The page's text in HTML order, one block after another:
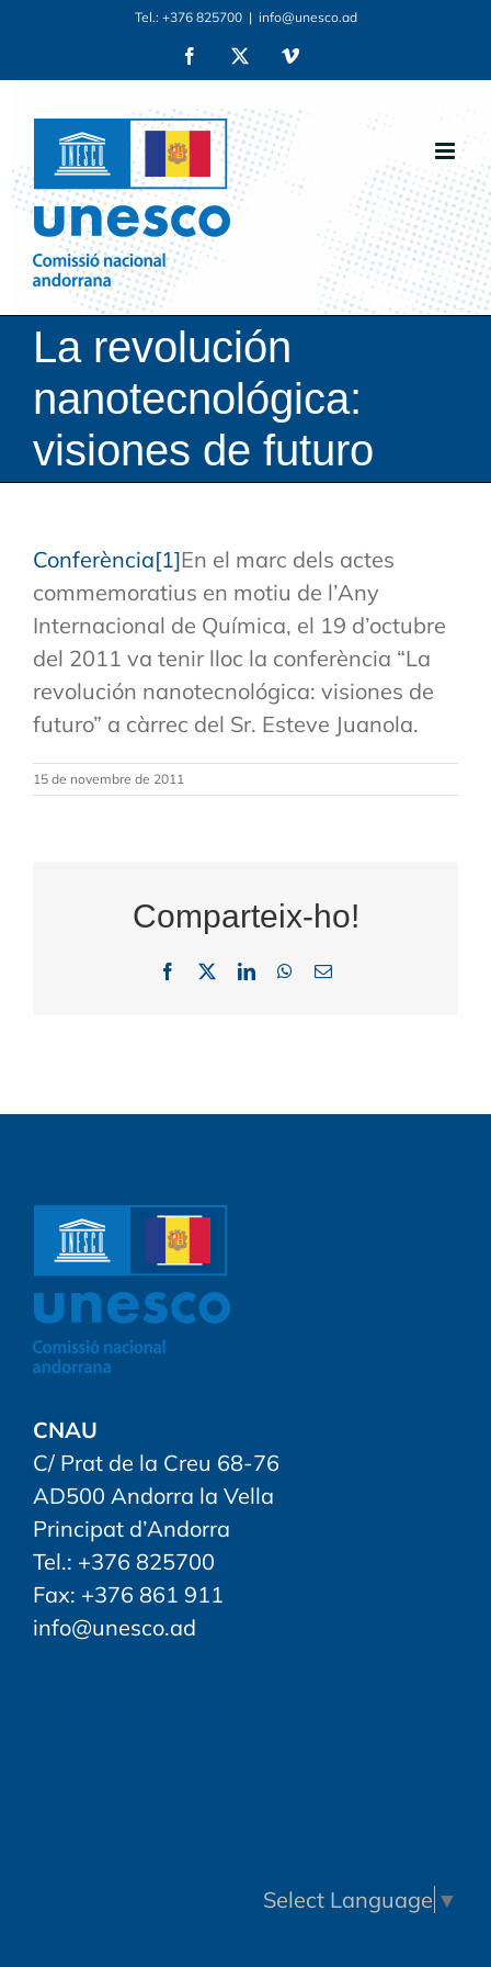
content
Tel.: +376 825700 | info@unesco.ad
Facebook Vimeo
La revolución
nanotecnológica:
visiones de futuro
Conferència[1]En el marc dels actes
commemoratius en motiu de l’Any
Internacional de Química, el 19 d’octubre
del 2011 va tenir lloc la conferència “La
revolución nanotecnológica: visiones de
futuro” a càrrec del Sr. Esteve Juanola.
15 de novembre de 2011
Comparteix-ho!
Facebook LinkedInWhatsApp
Email:
CNAU
C/ Prat de la Creu 68-76
AD500 Andorra la Vella
Principat d’Andorra
Tel.: +376 825700
Fax: +376 861 911
info@unesco.ad
Select Language ▼